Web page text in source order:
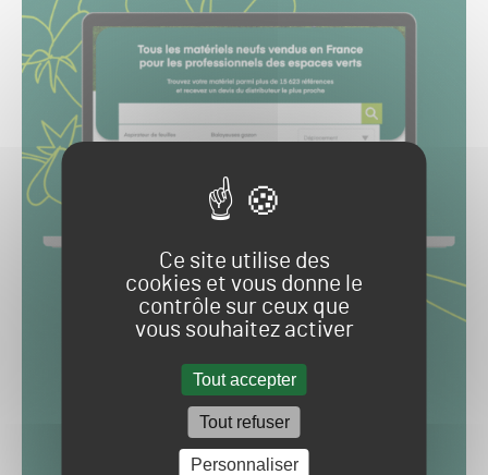
Ce site utilise des
cookies et vous donne le
contrôle sur ceux que
vous souhaitez activer
Tout accepter
Tout refuser
Personnaliser